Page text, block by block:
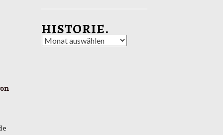
HISTORIE.
Historie.